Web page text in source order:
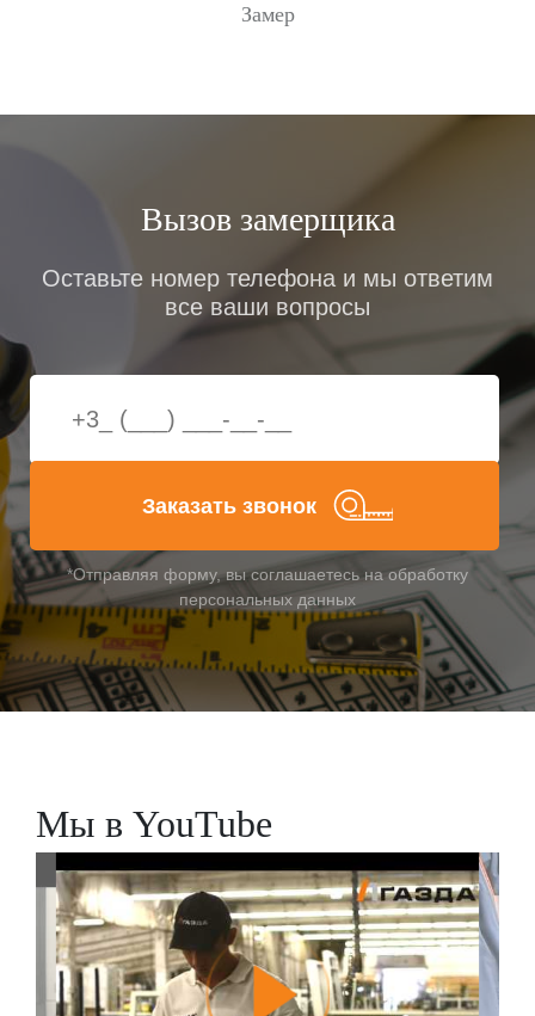
Замер
Вызов замерщика
Оставьте номер телефона и мы ответим
все ваши вопросы
Заказать звонок
*Отправляя форму, вы соглашаетесь на обработку
персональных данных
Мы в YouTube